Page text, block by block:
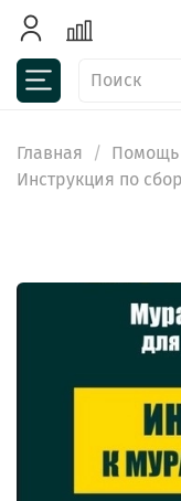
Главная
Инструкция по